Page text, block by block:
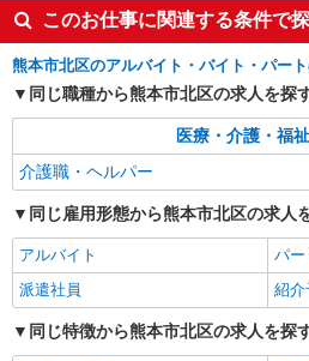
時給1450円〜
通費全支給(ガソリン
熊本市北区
キープ
派遣社員
株式会社kotrio /●KM-H-2051305
時給1450円〜
通費全支給(ガソリン
熊本市北区
このお仕事に関連する条件で
熊本市北区のアルバイト・バイト・パー
同じ職種から熊本市北区の求人を探
医療・介護・福
介護職・ヘルパー
同じ雇用形態から熊本市北区の求人
アルバイト
パー
派遣社員
紹介
同じ特徴から熊本市北区の求人を探